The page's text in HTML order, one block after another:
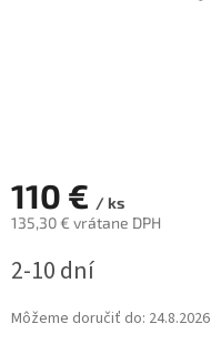
110 € / ks
135,30 € vrátane DPH
cena:
2-10 dní
Môžeme doručiť do: 24.8.2026